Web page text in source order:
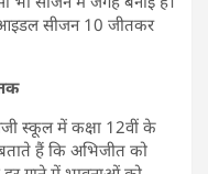
सीजन 10 जीतकर
स्कूल में कक्षा 12वीं के
हैं कि अभिजीत को